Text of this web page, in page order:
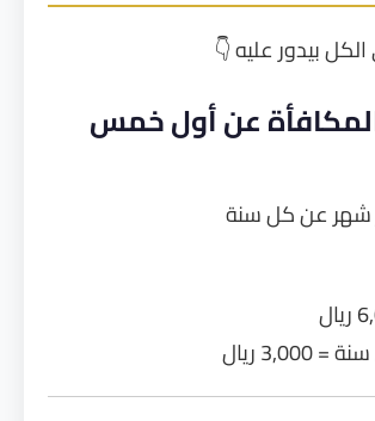
الكل بيدور عليه 👇
عن أول خمس
شهر عن كل سنة
ريال